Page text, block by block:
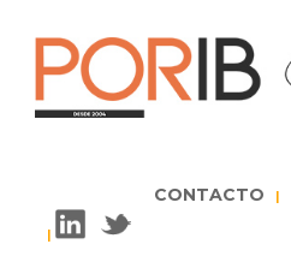
CONTACTO |
|